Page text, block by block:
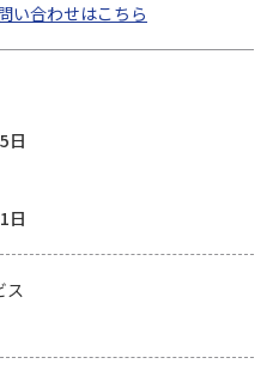
い合わせはこちら
日
日
ス